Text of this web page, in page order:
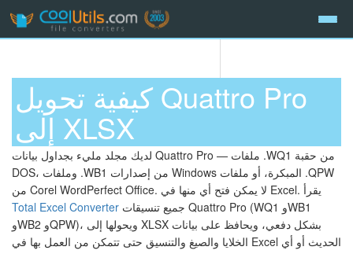
كيفية تحويل Quattro Pro
إلى XLSX
لديك مجلد مليء بجداول بيانات Quattro Pro — ملفات .WQ1 من حقبة
DOS، وملفات .WB1 من إصدارات Windows المبكرة، أو ملفات .QPW
من Corel WordPerfect Office. لا يمكن فتح أي منها في Excel. يقرأ
Total Excel Converter
وWB2 وQPW)، ويحولها إلى XLSX بشكل دفعي، ويحافظ على بيانات
الخلايا والصيغ والتنسيق حتى تتمكن من العمل بها في Excel الحديث أو أي